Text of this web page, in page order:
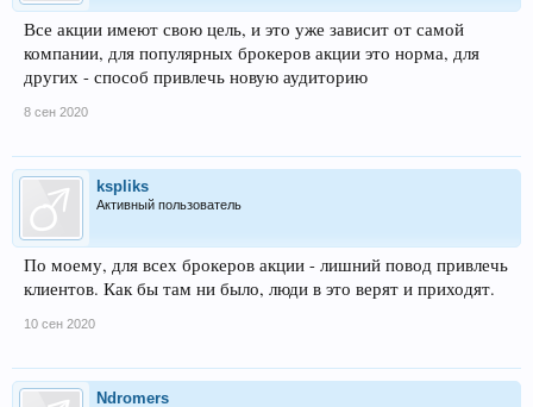
Все акции имеют свою цель, и это уже зависит от самой
компании, для популярных брокеров акции это норма, для
других - способ привлечь новую аудиторию
8 сен 2020
kspliks
Активный пользователь
По моему, для всех брокеров акции - лишний повод привлечь
клиентов. Как бы там ни было, люди в это верят и приходят.
10 сен 2020
Ndromers